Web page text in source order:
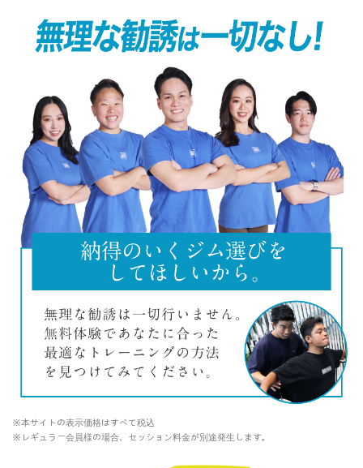
※本サイトの表示価格はすべて税込
※レギュラー会員様の場合、セッション料金が別途発生します。